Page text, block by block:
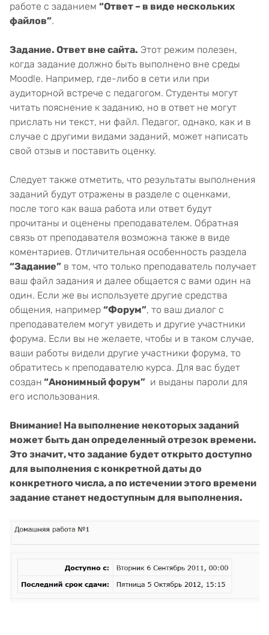
работе с заданием “Ответ – в виде нескольких
файлов”.
Задание. Ответ вне сайта. Этот режим полезен,
когда задание должно быть выполнено вне среды
Moodle. Например, где-либо в сети или при
аудиторной встрече с педагогом. Студенты могут
читать пояснение к заданию, но в ответ не могут
прислать ни текст, ни файл. Педагог, однако, как и в
случае с другими видами заданий, может написать
свой отзыв и поставить оценку.
Следует также отметить, что результаты выполнения
заданий будут отражены в разделе с оценками,
после того как ваша работа или ответ будут
прочитаны и оценены преподавателем. Обратная
связь от преподавателя возможна также в виде
коментариев. Отличительная особенность раздела
“Задание” в том, что только преподаватель получает
ваш файл задания и далее общается с вами один на
один. Если же вы используете другие средства
общения, например “Форум”, то ваш диалог с
преподавателем могут увидеть и другие участники
форума. Если вы не желаете, чтобы и в таком случае,
ваши работы видели другие участники форума, то
обратитесь к преподавателю курса. Для вас будет
создан “Анонимный форум” и выданы пароли для
его использования.
Внимание! На выполнение некоторых заданий
может быть дан определенный отрезок времени.
Это значит, что задание будет открыто доступно
для выполнения с конкретной даты до
конкретного числа, а по истечении этого времени
задание станет недоступным для выполнения.